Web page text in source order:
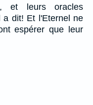
et leurs oracles
a dit! Et l'Eternel ne
espérer que leur